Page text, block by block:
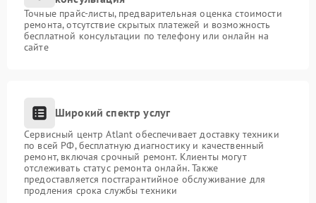
Точные прайс-листы, предварительная оценка стоимости
ремонта, отсутствие скрытых платежей и возможность
бесплатной консультации по телефону или онлайн на
сайте
Широкий спектр услуг
Сервисный центр Atlant обеспечивает доставку техники
по всей РФ, бесплатную диагностику и качественный
ремонт, включая срочный ремонт. Клиенты могут
отслеживать статус ремонта онлайн. Также
предоставляется постгарантийное обслуживание для
продления срока службы техники